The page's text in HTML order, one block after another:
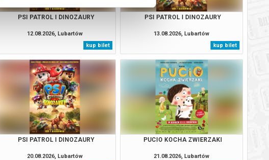
PSI PATROL I DINOZAURY
12.08.2026, Lubartów
kup bilet
PSI PATROL I DINOZAURY
13.08.2026, Lubartów
kup bilet
PSI PATROL I DINOZAURY
20.08.2026, Lubartów
PUCIO KOCHA ZWIERZAKI
21.08.2026, Lubartów